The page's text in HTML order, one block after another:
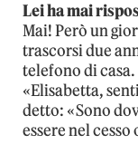
Lei ha mai
Mai! Però un
trascorsi due
telefono di
«Elisabetta,
detto: «Sono
essere nel cesso